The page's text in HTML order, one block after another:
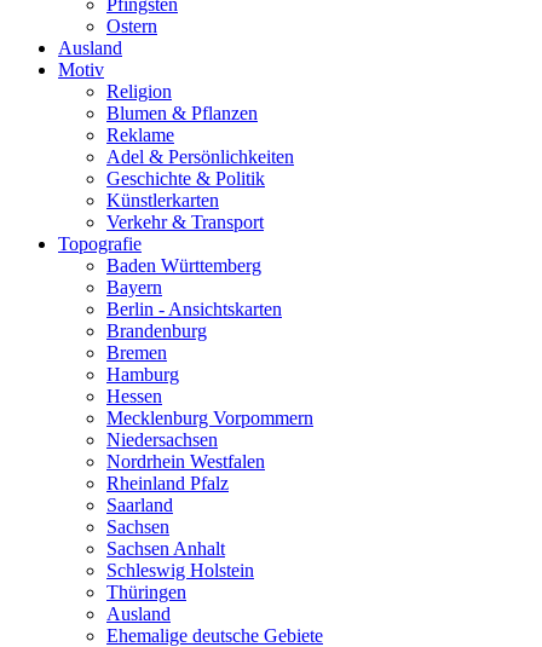
Pfingsten
Ostern
Ausland
Motiv
Religion
Blumen & Pflanzen
Reklame
Adel & Persönlichkeiten
Geschichte & Politik
Künstlerkarten
Verkehr & Transport
Topografie
Baden Württemberg
Bayern
Berlin - Ansichtskarten
Brandenburg
Bremen
Hamburg
Hessen
Mecklenburg Vorpommern
Niedersachsen
Nordrhein Westfalen
Rheinland Pfalz
Saarland
Sachsen
Sachsen Anhalt
Schleswig Holstein
Thüringen
Ausland
Ehemalige deutsche Gebiete